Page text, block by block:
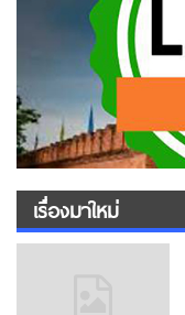
เรื่องมาใหม่